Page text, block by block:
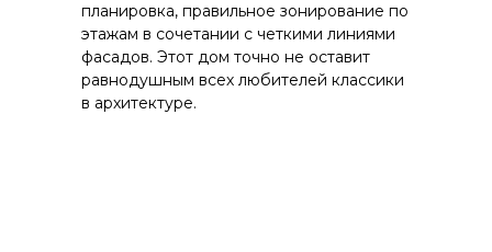
планировка, правильное зонирование по
этажам в сочетании с четкими линиями
фасадов. Этот дом точно не оставит
равнодушным всех любителей классики
в архитектуре.